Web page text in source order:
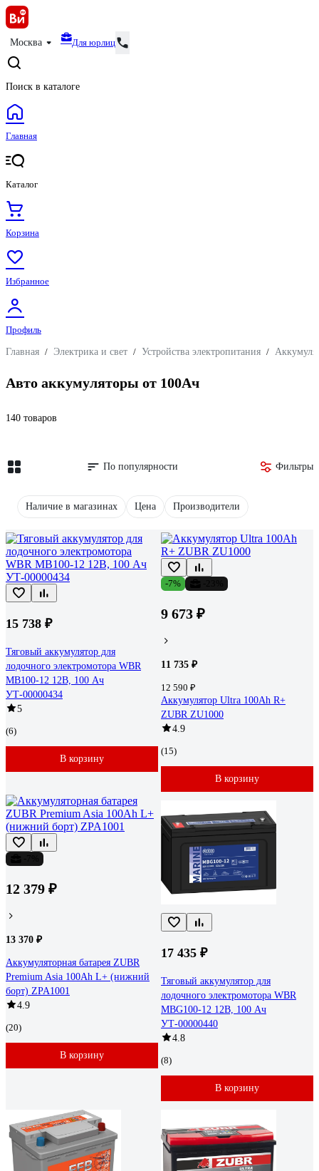
Москва Для юрлиц
Поиск в каталоге
Главная
Каталог
Корзина
Избранное
Профиль
Главная / Электрика и свет / Устройства электропитания /
Авто аккумуляторы от 100Ач
140 товаров
По популярности Фильтры
Наличие в магазинах Цена Производители
15 738 ₽
Тяговый аккумулятор для
лодочного электромотора WBR
MB100-12 12В, 100 Ач
УТ-00000434
5
(6)
В корзину
-7%
9 673 ₽
11 735 ₽
12 590 ₽
Аккумулятор Ultra 100Ah R+
ZUBR ZU1000
4.9
(15)
В корзину
12 379 ₽
13 370 ₽
Аккумуляторная батарея ZUBR
Premium Asia 100Ah L+ (нижний
борт) ZPA1001
4.9
(20)
В корзину
17 435 ₽
Тяговый аккумулятор для
лодочного электромотора WBR
MBG100-12 12В, 100 Ач
УТ-00000440
4.8
(8)
В корзину